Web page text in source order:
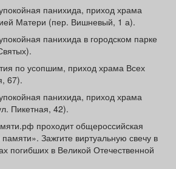
панихида, приход храма
Матери (пер. Вишневый, 1 а).
панихида в городском парке
по усопшим, приход храма Всех
67).
панихида, приход храма
Пикетная, 42).
проходит общероссийская
Зажгите виртуальную свечу в
погибших в Великой Отечественной